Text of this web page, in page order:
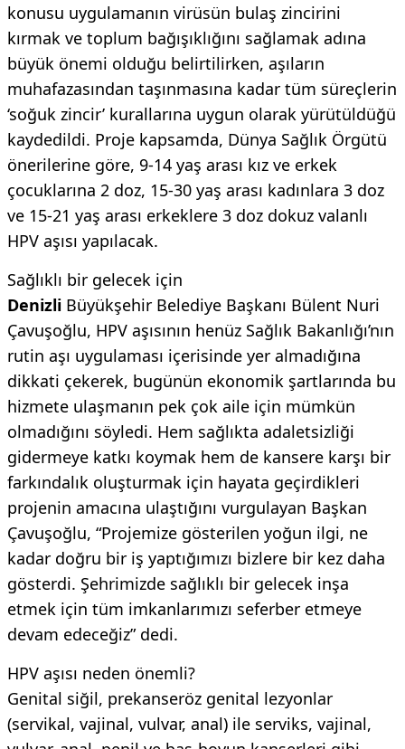
konusu uygulamanın virüsün bulaş zincirini
kırmak ve toplum bağışıklığını sağlamak adına
büyük önemi olduğu belirtilirken, aşıların
muhafazasından taşınmasına kadar tüm süreçlerin
‘soğuk zincir’ kurallarına uygun olarak yürütüldüğü
kaydedildi. Proje kapsamda, Dünya Sağlık Örgütü
önerilerine göre, 9-14 yaş arası kız ve erkek
çocuklarına 2 doz, 15-30 yaş arası kadınlara 3 doz
ve 15-21 yaş arası erkeklere 3 doz dokuz valanlı
HPV aşısı yapılacak.
Sağlıklı bir gelecek için
Denizli Büyükşehir Belediye Başkanı Bülent Nuri
Çavuşoğlu, HPV aşısının henüz Sağlık Bakanlığı’nın
rutin aşı uygulaması içerisinde yer almadığına
dikkati çekerek, bugünün ekonomik şartlarında bu
hizmete ulaşmanın pek çok aile için mümkün
olmadığını söyledi. Hem sağlıkta adaletsizliği
gidermeye katkı koymak hem de kansere karşı bir
farkındalık oluşturmak için hayata geçirdikleri
projenin amacına ulaştığını vurgulayan Başkan
Çavuşoğlu, “Projemize gösterilen yoğun ilgi, ne
kadar doğru bir iş yaptığımızı bizlere bir kez daha
gösterdi. Şehrimizde sağlıklı bir gelecek inşa
etmek için tüm imkanlarımızı seferber etmeye
devam edeceğiz” dedi.
HPV aşısı neden önemli?
Genital siğil, prekanseröz genital lezyonlar
(servikal, vajinal, vulvar, anal) ile serviks, vajinal,